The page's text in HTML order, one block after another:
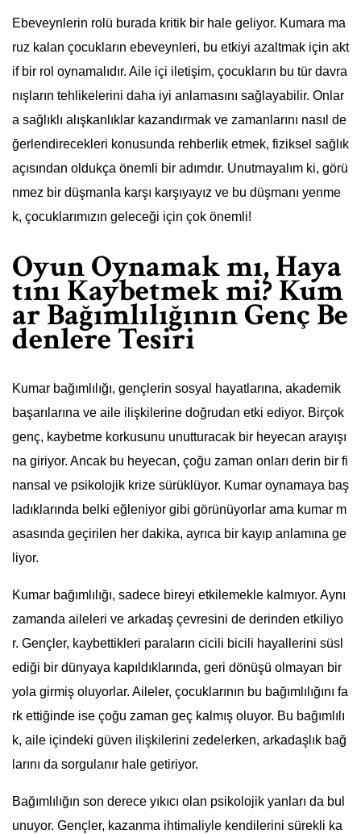
Ebeveynlerin rolü burada kritik bir hale geliyor. Kumara ma
ruz kalan çocukların ebeveynleri, bu etkiyi azaltmak için akt
if bir rol oynamalıdır. Aile içi iletişim, çocukların bu tür davra
nışların tehlikelerini daha iyi anlamasını sağlayabilir. Onlar
a sağlıklı alışkanlıklar kazandırmak ve zamanlarını nasıl de
ğerlendirecekleri konusunda rehberlik etmek, fiziksel sağlık
açısından oldukça önemli bir adımdır. Unutmayalım ki, görü
nmez bir düşmanla karşı karşıyayız ve bu düşmanı yenme
k, çocuklarımızın geleceği için çok önemli!
Oyun Oynamak mı, Haya
tını Kaybetmek mi? Kum
ar Bağımlılığının Genç Be
denlere Tesiri
Kumar bağımlılığı, gençlerin sosyal hayatlarına, akademik
başarılarına ve aile ilişkilerine doğrudan etki ediyor. Birçok
genç, kaybetme korkusunu unutturacak bir heyecan arayışı
na giriyor. Ancak bu heyecan, çoğu zaman onları derin bir fi
nansal ve psikolojik krize sürüklüyor. Kumar oynamaya baş
ladıklarında belki eğleniyor gibi görünüyorlar ama kumar m
asasında geçirilen her dakika, ayrıca bir kayıp anlamına ge
liyor.
Kumar bağımlılığı, sadece bireyi etkilemekle kalmıyor. Aynı
zamanda aileleri ve arkadaş çevresini de derinden etkiliyo
r. Gençler, kaybettikleri paraların cicili bicili hayallerini süsl
ediği bir dünyaya kapıldıklarında, geri dönüşü olmayan bir
yola girmiş oluyorlar. Aileler, çocuklarının bu bağımlılığını fa
rk ettiğinde ise çoğu zaman geç kalmış oluyor. Bu bağımlılı
k, aile içindeki güven ilişkilerini zedelerken, arkadaşlık bağ
larını da sorgulanır hale getiriyor.
Bağımlılığın son derece yıkıcı olan psikolojik yanları da bul
unuyor. Gençler, kazanma ihtimaliyle kendilerini sürekli ka